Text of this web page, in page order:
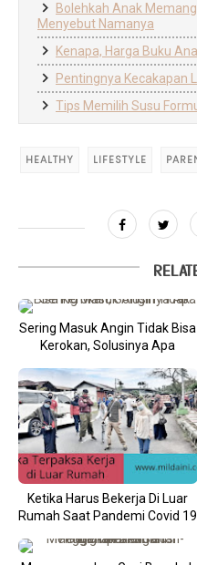
Bolehkah Anak
Menyebut Namanya
Kenapa, Harga Buku
Pentingnya Kecakapan
Tips Memilih Susu
HEALTHY LIFESTYLE
Sering Masuk Angin Tidak Bisa
Kerokan, Solusinya Apa
Ketika Harus Bekerja Di Luar
Rumah Saat Pandemi Covid 19